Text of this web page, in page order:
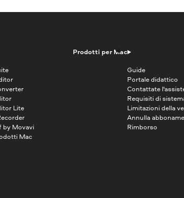
Prodotti per Mac
Lite
by Movavi
Mac
Guide
Portale didattico
Contattate
Requisiti di
Limitazioni della
Annulla
Rimborso